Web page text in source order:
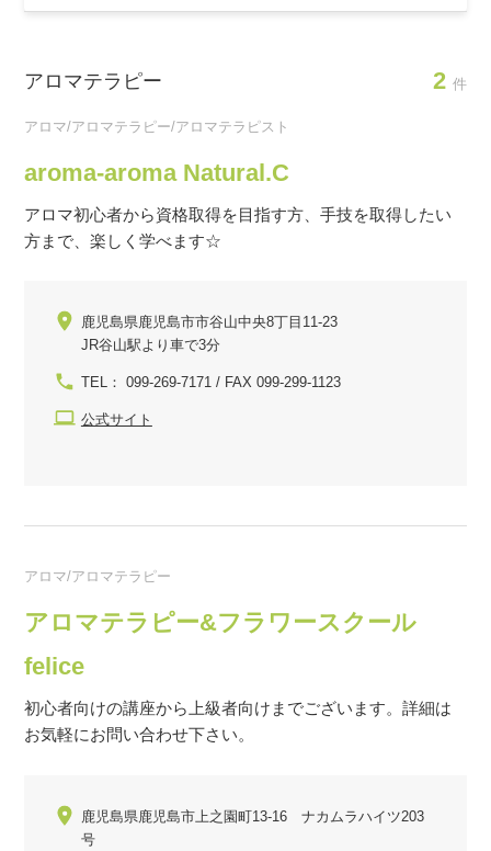
アロマテラピー 2 件
アロマ/アロマテラピー/アロマテラピスト
aroma-aroma Natural.C
アロマ初心者から資格取得を目指す方、手技を取得したい
方まで、楽しく学べます☆
鹿児島県鹿児島市市谷山中央8丁目11-23
JR谷山駅より車で3分
TEL： 099-269-7171 / FAX 099-299-1123
公式サイト
アロマ/アロマテラピー
アロマテラピー&フラワースクール
felice
初心者向けの講座から上級者向けまでございます。詳細は
お気軽にお問い合わせ下さい。
鹿児島県鹿児島市上之園町13-16 ナカムラハイツ203
号